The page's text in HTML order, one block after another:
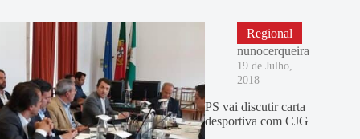
Regional
nunocerqueira
19 de Julho,
2018
PS vai discutir carta
desportiva com CJG